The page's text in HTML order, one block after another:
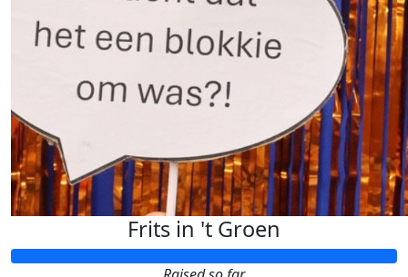
Frits in 't Groen